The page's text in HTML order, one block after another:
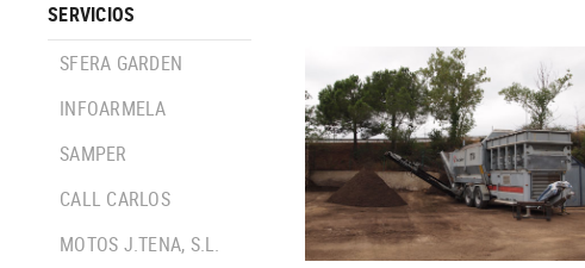
SERVICIOS
SFERA GARDEN
INFOARMELA
SAMPER
CALL CARLOS
MOTOS J.TENA, S.L.